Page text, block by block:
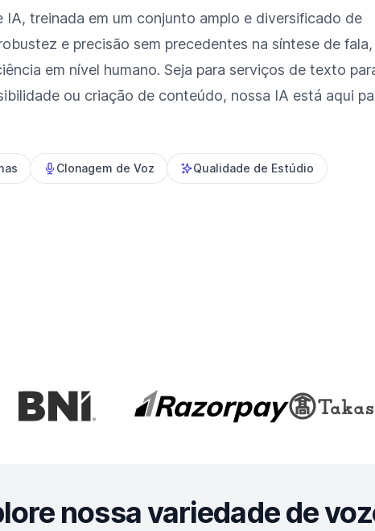
IA, treinada em um conjunto amplo e diversificado de
e precisão sem precedentes na síntese de fala,
em nível humano. Seja para serviços de texto
ou criação de conteúdo, nossa IA está aqui
Clonagem de Voz Qualidade de Estúdio
nossa variedade de